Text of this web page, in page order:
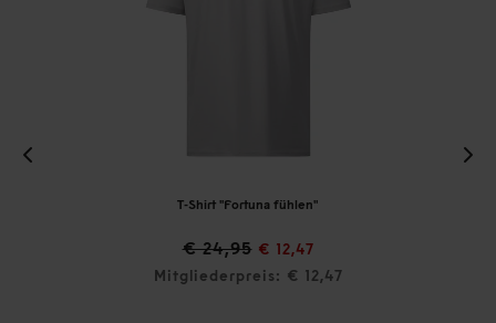
T-Shirt "Fortuna fühlen"
€ 24,95 € 12,47
Mitgliederpreis: € 12,47